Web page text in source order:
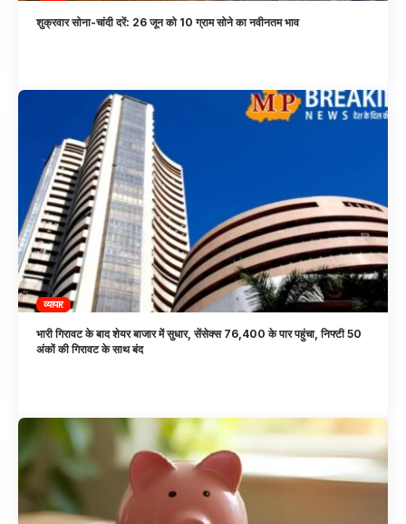
शुक्रवार सोना-चांदी दरें: 26 जून को 10 ग्राम सोने का नवीनतम भाव
व्यापार
भारी गिरावट के बाद शेयर बाजार में सुधार, सेंसेक्स 76,400 के पार पहुंचा, निफ्टी 50
अंकों की गिरावट के साथ बंद